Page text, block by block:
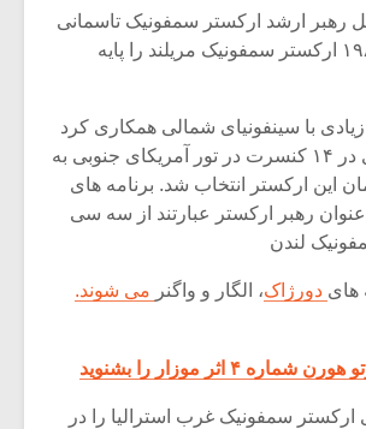
مدت ۴ فصل رهبر ارشد ارکستر سمفونیک تاسمانی
بود و در سال ۱۹۸۲ ارکستر سمفونیک مریلند را پایه
با سینفونیای شمالی همکاری کرد
و پس از همکاری در ۱۴ کنسرت در تور آمریکای جنوبی به
این ارکستر انتخاب شد. برنامه های
رهبر ارکستر عبارتند از سه سی
لندن
های دورژاک، الگار و واگنر می شوند.
۴ اثر موزار را بشنوید
ارکستر سمفونیک غرب استرالیا را در
میکلوش روژا
یادداشتی بر موسیقی
شیش و نیم»
موسیقی